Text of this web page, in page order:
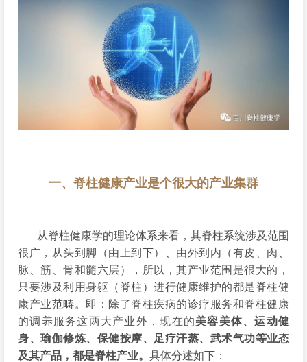
一、脊柱健康产业是个很大的产业集群
从脊柱健康学的理论体系来看，其脊柱系统涉及范围
很广，从头到脚（由上到下）、由外到内（有皮、肉、
脉、筋、骨和髓六层），所以，其产业范围是很大的，
只要涉及利用身躯（脊柱）进行健康维护的都是脊柱健
康产业范畴。即：除了脊柱疾病的诊疗服务和脊柱健康
的调养服务这两大产业外，现在的美容美体、运动健
身、瑜伽修炼、保健按摩、足疗汗蒸、武术气功等业态
及其产品，都是脊柱产业。 具体分述如下：